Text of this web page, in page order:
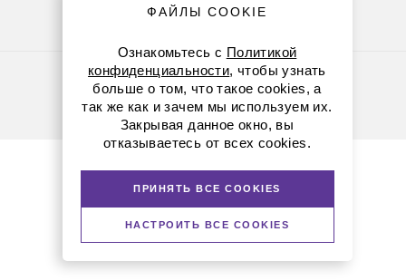
ekb@dia-m.ru
Политика конфиденциальности
© Диаэм, 1988 — 2026. Все права защищены
Версия для печати
ФАЙЛЫ COOKIE
Ознакомьтесь с Политикой
конфиденциальности, чтобы узнать
больше о том, что такое cookies, а
так же как и зачем мы используем их.
Закрывая данное окно, вы
отказываетесь от всех cookies.
ПРИНЯТЬ ВСЕ COOKIES
НАСТРОИТЬ ВСЕ COOKIES